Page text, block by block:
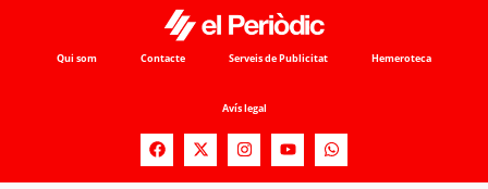
Qui som Contacte Serveis de Publicitat Hemeroteca
Avís legal